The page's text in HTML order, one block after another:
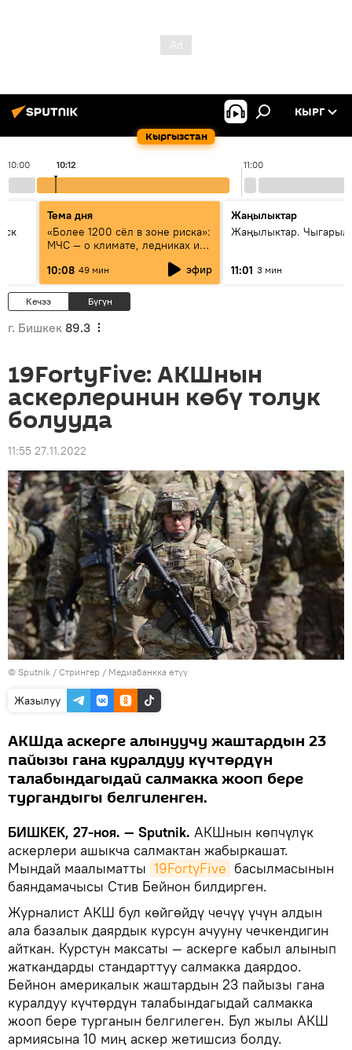
Кыргызстан
КЫРГ
10:00 11:00
10:12
Тема дня
«Более 1200 сёл в зоне риска»:
МЧС — о климате, ледниках и
населения
10:08 49 мин эфир
Жаңылыктар
Жаңылыктар.
11:01 3 мин
Кечээ Бүгүн
г. Бишкек 89.3
19FortyFive: АКШнын
аскерлеринин көбү толук
болууда
11:55 27.11.2022
© Sputnik / Стрингер / Медиабанкка өтүү
Жазылуу
АКШда аскерге алынуучу жаштардын 23
пайызы гана куралдуу күчтөрдүн
талабындагыдай салмакка жооп бере
тургандыгы белгиленген.
БИШКЕК, 27-ноя. — Sputnik. АКШнын көпчүлүк
аскерлери ашыкча салмактан жабыркашат.
Мындай маалыматты 19FortyFive басылмасынын
баяндамачысы Стив Бейнон билдирген.
Журналист АКШ бул көйгөйдү чечүү үчүн алдын
ала базалык даярдык курсун ачууну чечкендигин
айткан. Курстун максаты — аскерге кабыл алынып
жаткандарды стандарттуу салмакка даярдоо.
Бейнон америкалык жаштардын 23 пайызы гана
куралдуу күчтөрдүн талабындагыдай салмакка
жооп бере турганын белгилеген. Бул жылы АКШ
армиясына 10 миң аскер жетишсиз болду.